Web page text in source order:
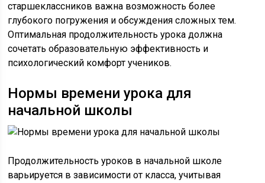
старшеклассников важна возможность более
глубокого погружения и обсуждения сложных тем.
Оптимальная продолжительность урока должна
сочетать образовательную эффективность и
психологический комфорт учеников.
Нормы времени урока для
начальной школы
Продолжительность уроков в начальной школе
варьируется в зависимости от класса, учитывая